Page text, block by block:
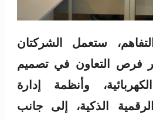
ستعمل الشركتان
فرص التعاون في تصميم
وأنظمة إدارة
الذكية، إلى جانب